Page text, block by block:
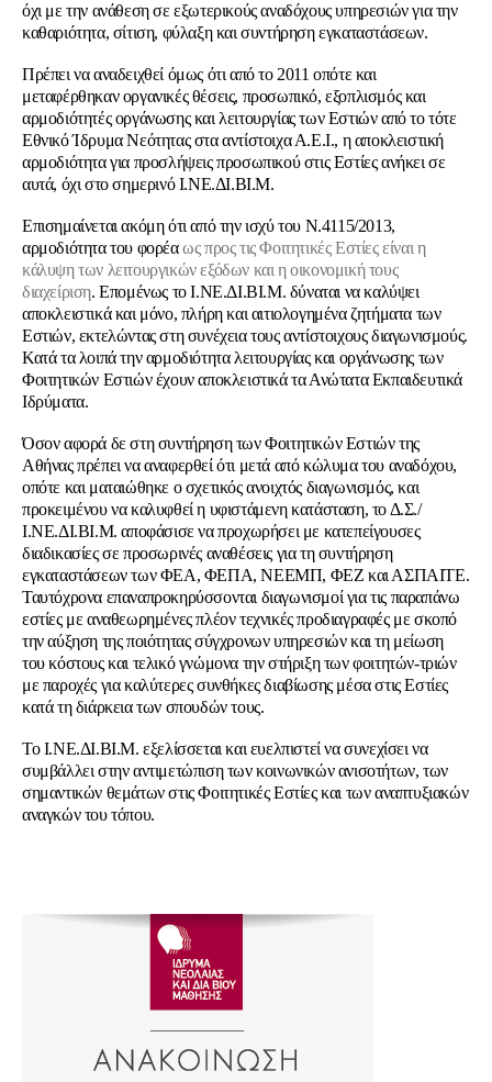
όχι με την ανάθεση σε εξωτερικούς αναδόχους υπηρεσιών για την
καθαριότητα, σίτιση, φύλαξη και συντήρηση εγκαταστάσεων.
Πρέπει να αναδειχθεί όμως ότι από το 2011 οπότε και
μεταφέρθηκαν οργανικές θέσεις, προσωπικό, εξοπλισμός και
αρμοδιότητές οργάνωσης και λειτουργίας των Εστιών από το τότε
Εθνικό Ίδρυμα Νεότητας στα αντίστοιχα Α.Ε.Ι., η αποκλειστική
αρμοδιότητα για προσλήψεις προσωπικού στις Εστίες ανήκει σε
αυτά, όχι στο σημερινό Ι.ΝΕ.ΔΙ.ΒΙ.Μ.
Επισημαίνεται ακόμη ότι από την ισχύ του Ν.4115/2013,
αρμοδιότητα του φορέαως προς τις Φοιτητικές Εστίες είναι η
κάλυψη των λειτουργικών εξόδων και η οικονομική τους
διαχείριση. Επομένως το Ι.ΝΕ.ΔΙ.ΒΙ.Μ. δύναται να καλύψει
αποκλειστικά και μόνο, πλήρη και αιτιολογημένα ζητήματα των
Εστιών, εκτελώντας στη συνέχεια τους αντίστοιχους διαγωνισμούς.
Κατά τα λοιπά την αρμοδιότητα λειτουργίας και οργάνωσης των
Φοιτητικών Εστιών έχουν αποκλειστικά τα Ανώτατα Εκπαιδευτικά
Ιδρύματα.
Όσον αφορά δε στη συντήρηση των Φοιτητικών Εστιών της
Αθήνας πρέπει να αναφερθεί ότι μετά από κώλυμα του αναδόχου,
οπότε και ματαιώθηκε ο σχετικός ανοιχτός διαγωνισμός, και
προκειμένου να καλυφθεί η υφιστάμενη κατάσταση, το Δ.Σ./
Ι.ΝΕ.ΔΙ.ΒΙ.Μ. αποφάσισε να προχωρήσει με κατεπείγουσες
διαδικασίες σε προσωρινές αναθέσεις για τη συντήρηση
εγκαταστάσεων των ΦΕΑ, ΦΕΠΑ, ΝΕΕΜΠ, ΦΕΖ και ΑΣΠΑΙΤΕ.
Ταυτόχρονα επαναπροκηρύσσονται διαγωνισμοί για τις παραπάνω
εστίες με αναθεωρημένες πλέον τεχνικές προδιαγραφές με σκοπό
την αύξηση της ποιότητας σύγχρονων υπηρεσιών και τη μείωση
του κόστους και τελικό γνώμονα την στήριξη των φοιτητών-τριών
με παροχές για καλύτερες συνθήκες διαβίωσης μέσα στις Εστίες
κατά τη διάρκεια των σπουδών τους.
Το Ι.ΝΕ.ΔΙ.ΒΙ.Μ. εξελίσσεται και ευελπιστεί να συνεχίσει να
συμβάλλει στην αντιμετώπιση των κοινωνικών ανισοτήτων, των
σημαντικών θεμάτων στις Φοιτητικές Εστίες και των αναπτυξιακών
αναγκών του τόπου.